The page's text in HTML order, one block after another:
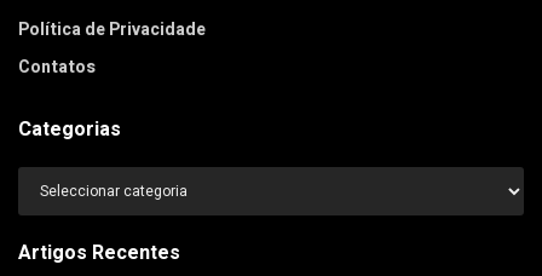
Política de Privacidade
Contatos
Categorias
Categorias
Artigos Recentes